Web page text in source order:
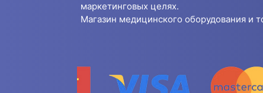
маркетинговых целях.
Магазин медицинского оборудования и